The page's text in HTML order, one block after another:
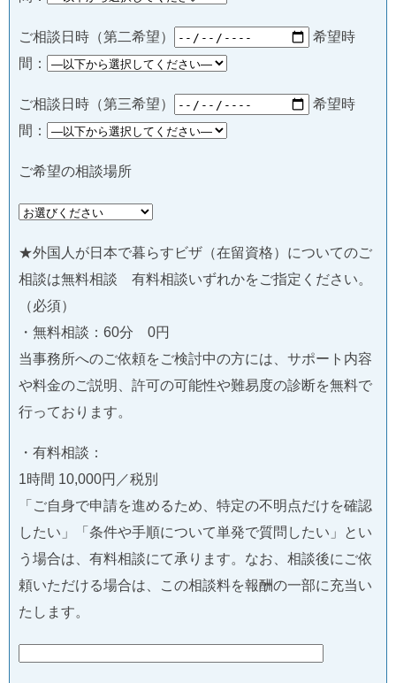
ご相談日時（第二希望）
希望時
間：
ご相談日時（第三希望）
希望時
間：
ご希望の相談場所
★外国人が日本で暮らすビザ（在留資格）についてのご
相談は無料相談 有料相談いずれかをご指定ください。
（必須）
・無料相談：60分 0円
当事務所へのご依頼をご検討中の方には、サポート内容
や料金のご説明、許可の可能性や難易度の診断を無料で
行っております。
・有料相談：
1時間 10,000円／税別
「ご自身で申請を進めるため、特定の不明点だけを確認
したい」「条件や手順について単発で質問したい」とい
う場合は、有料相談にて承ります。なお、相談後にご依
頼いただける場合は、この相談料を報酬の一部に充当い
たします。